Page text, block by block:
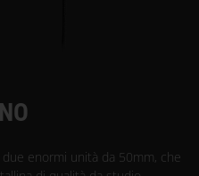
enormi unità da 50mm, che